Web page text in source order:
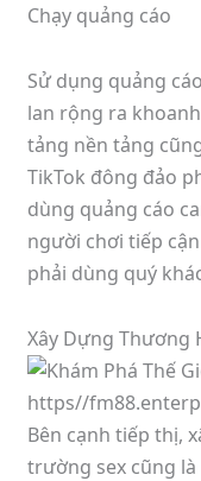
Chạy quảng cáo
Sử dụng quảng
lan rộng ra
tảng nền tảng
TikTok đông đảo
dùng quảng cáo
người chơi tiếp
phải dùng quý
Xây Dựng Thương
Bên cạnh tiếp thị,
trường sex cũng